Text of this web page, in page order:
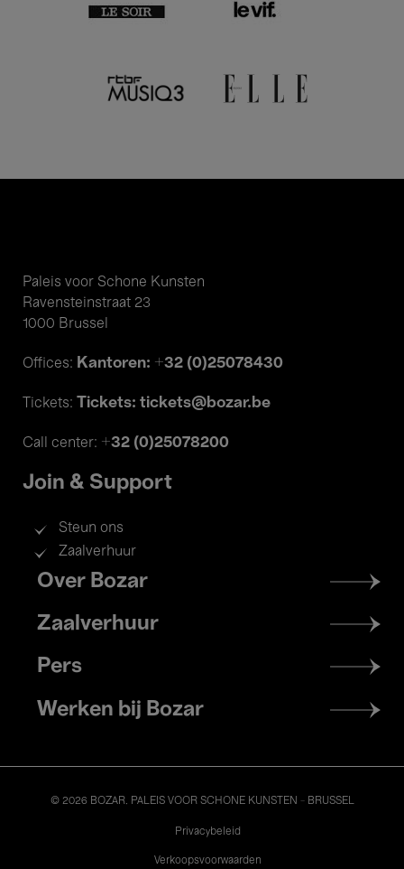
Paleis voor Schone Kunsten
Ravensteinstraat 23
1000 Brussel
Offices: Kantoren: +32 (0)25078430
Tickets: Tickets: tickets@bozar.be
Call center: +32 (0)25078200
Join & Support
Steun ons
Zaalverhuur
Footer
menu
Over Bozar
Zaalverhuur
Pers
Werken bij Bozar
© 2026 BOZAR. PALEIS VOOR SCHONE KUNSTEN - BRUSSEL
Privacybeleid
Verkoopsvoorwaarden